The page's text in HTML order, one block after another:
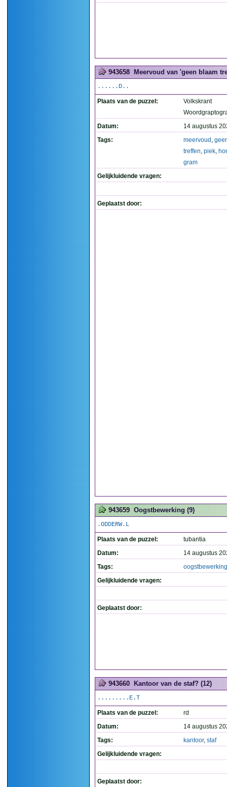
943658 Meervoud van 'geen blaam
......D..
Plaats van de puzzel:
Volkskrant
Datum:
14 augustus
Tags:
meervoud ,
treffen, piek,
gram
Gelijkluidende vragen:
Geplaatst door:
943659 Oogstbewerking (9)
.ODDERW.L
Plaats van de puzzel:
tubantia
Datum:
14 augustus
Tags:
oogstbewerking
Gelijkluidende vragen:
Geplaatst door:
943660 Kantoor van de staf? (12)
.........E.T
Plaats van de puzzel:
rd
Datum:
14 augustus
Tags:
kantoor, staf
Gelijkluidende vragen:
Geplaatst door: